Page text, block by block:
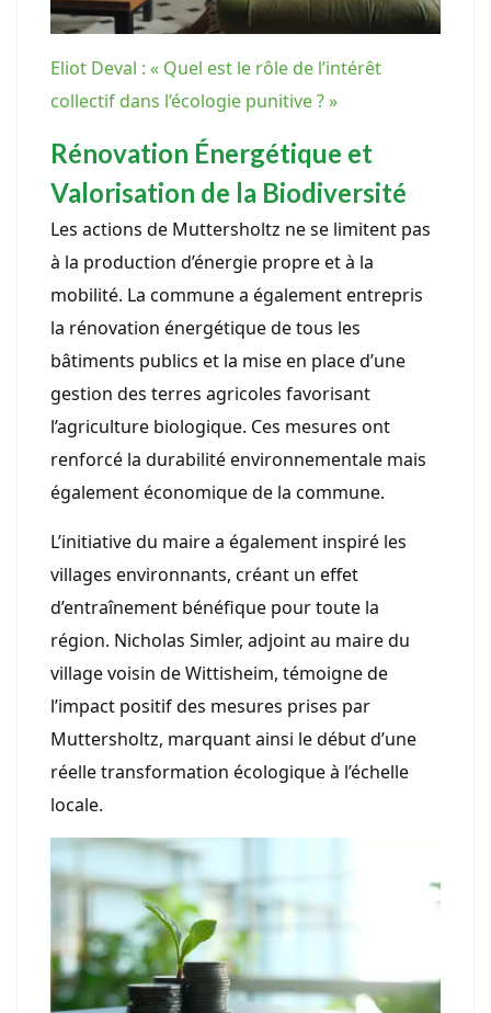
Eliot Deval : « Quel est le rôle de l’intérêt
collectif dans l’écologie punitive ? »
Rénovation Énergétique et
Valorisation de la Biodiversité
Les actions de Muttersholtz ne se limitent pas
à la production d’énergie propre et à la
mobilité. La commune a également entrepris
la rénovation énergétique de tous les
bâtiments publics et la mise en place d’une
gestion des terres agricoles favorisant
l’agriculture biologique. Ces mesures ont
renforcé la durabilité environnementale mais
également économique de la commune.
L’initiative du maire a également inspiré les
villages environnants, créant un effet
d’entraînement bénéfique pour toute la
région. Nicholas Simler, adjoint au maire du
village voisin de Wittisheim, témoigne de
l’impact positif des mesures prises par
Muttersholtz, marquant ainsi le début d’une
réelle transformation écologique à l’échelle
locale.